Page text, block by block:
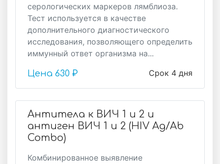
серологических маркеров лямблиоза.
Тест используется в качестве
дополнительного диагностического
исследования, позволяющего определить
иммунный ответ организма на...
Срок 4 дня
Цена 630 ₽
Антитела к ВИЧ 1 и 2 и
антиген ВИЧ 1 и 2 (HIV Ag/Ab
Combo)
Комбинированное выявление